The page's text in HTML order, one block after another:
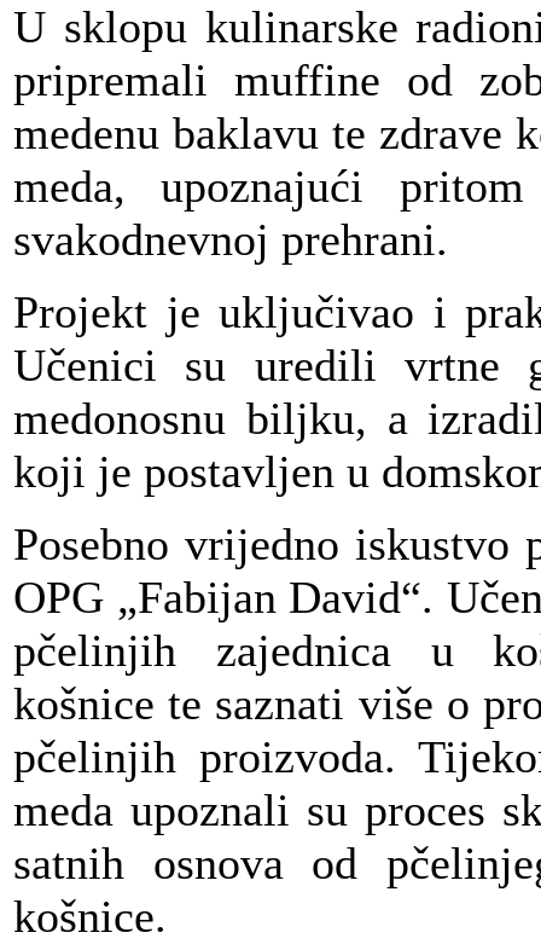
U sklopu kulinarske
pripremali muffine od
medenu baklavu te zdrave
meda, upoznajući
svakodnevnoj prehrani.
Projekt je uključivao i
Učenici su uredili vrtne
medonosnu biljku, a
koji je postavljen u
Posebno vrijedno iskustvo
OPG „Fabijan David“.
pčelinjih zajednica u
košnice te saznati više o
pčelinjih proizvoda.
meda upoznali su proces
satnih osnova od
košnice.